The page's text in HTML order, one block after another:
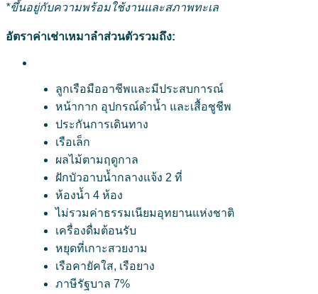
*ขึ้นอยู่กับความพร้อมใช้งานและสภาพทะเล
อัตราค่าเช่าเหมาลำส่วนตัวรวมถึง:
ลูกเรือมืออาชีพและมีประสบการณ์
หน้ากาก อุปกรณ์ดำน้ำ และเสื้อชูชีพ
ประกันการเดินทาง
เรือเล็ก
ผลไม้ตามฤดูกาล
ฝักบัวอาบน้ำกลางแจ้ง 2 ที่
ห้องน้ำ 4 ห้อง
ไม่รวมค่าธรรมเนียมอุทยานแห่งชาติ
เครื่องดื่มต้อนรับ
หยุดที่เกาะสวยงาม
เรือคายัคใส, เรือยาง
ภาษีรัฐบาล 7%